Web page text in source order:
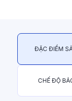
ĐẶC ĐIỂM
CHẾ ĐỘ